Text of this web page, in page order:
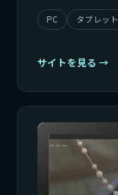
PC タブレット
サイトを見る